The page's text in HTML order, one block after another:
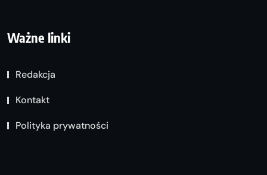
Ważne linki
Redakcja
Kontakt
Polityka prywatności